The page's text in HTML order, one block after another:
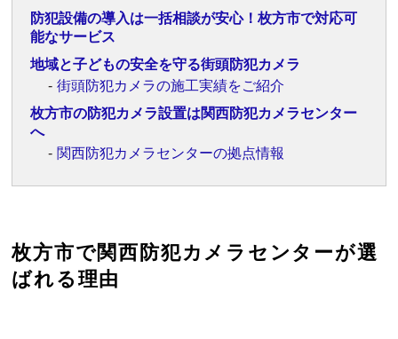
防犯設備の導入は一括相談が安心！枚方市で対応可
能なサービス
地域と子どもの安全を守る街頭防犯カメラ
街頭防犯カメラの施工実績をご紹介
枚方市の防犯カメラ設置は関西防犯カメラセンター
へ
関西防犯カメラセンターの拠点情報
枚方市で関西防犯カメラセンターが選
ばれる理由